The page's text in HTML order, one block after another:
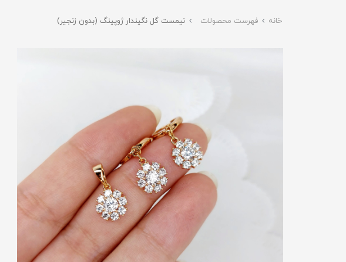
خانه فهرست محصولات نیمست گل نگیندار ژوپینگ (بدون زنجیر)